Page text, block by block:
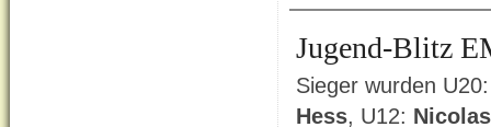
Jugend-Blitz
Sieger wurden U20:
Hess, U12: